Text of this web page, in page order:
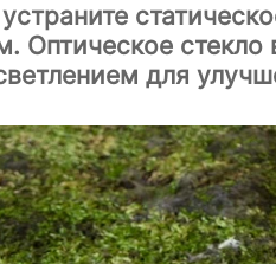
Оптическое
для